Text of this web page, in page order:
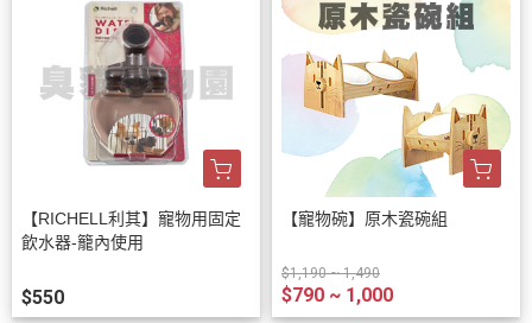
【RICHELL利其】寵物用固定
飲水器-籠內使用
$550
【寵物碗】原木瓷碗組
$1,190 ~ 1,490
$790 ~ 1,000